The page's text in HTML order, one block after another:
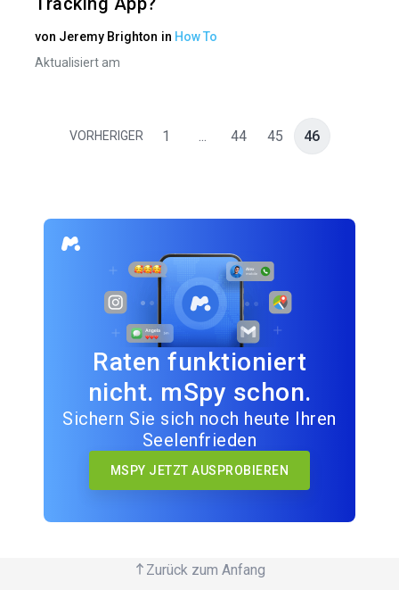
von Jeremy Brighton in How To
Aktualisiert am
VORHERIGER 1 ... 44 45 46
Raten funktioniert
nicht. mSpy schon.
Sichern Sie sich noch heute Ihren
Seelenfrieden
MSPY JETZT AUSPROBIEREN
Zurück zum Anfang